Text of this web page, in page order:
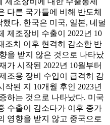
다른 국가들에 비해 반도체
다. 한국은 미국, 일본, 네덜
제조장비 수출이 2022년 10
조치 이후 현격히 감소한 반
을 받지 않은 것으로 나타났
가 시작된 2022년 10월부터
조용 장비 수입이 급격히 감
된 지 10개월 후인 2023년
하는 것으로 나타났다. 미국
수출이 감소다가 이후 증가
영향을 받지 않고 중국으로